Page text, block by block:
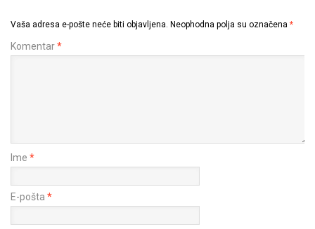
Vaša adresa e-pošte neće biti objavljena. Neophodna polja su označena *
Komentar*
Ime *
E-pošta *